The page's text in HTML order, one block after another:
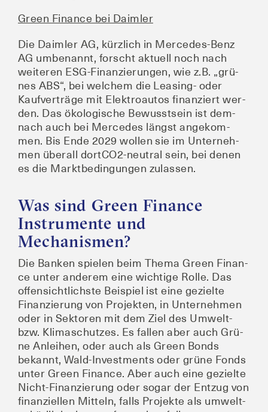
Green Finan­ce bei Daimler
Die Daim­ler AG, kürz­lich in Mer­ce­des-Benz
AG umbe­nannt, forscht aktu­ell noch nach
wei­te­ren ESG-Finan­zie­run­gen, wie z.B. „grü­
nes ABS“, bei wel­chem die Lea­sing- oder
Kauf­ver­trä­ge mit Elek­tro­au­tos finan­ziert wer­
den. Das öko­lo­gi­sche Bewusst­sein ist dem­
nach auch bei Mer­ce­des längst ange­kom­
men. Bis Ende 2029 wol­len sie im Unter­neh­
men über­all dort­CO2-neu­tral sein, bei denen
es die Markt­be­din­gun­gen zulassen.
Was sind Green Finance
Instrumente und
Mechanismen?
Die Ban­ken spie­len beim The­ma Green Finan­
ce unter ande­rem eine wich­ti­ge Rol­le. Das
offen­sicht­lichs­te Bei­spiel ist eine geziel­te
Finan­zie­rung von Pro­jek­ten, in Unter­neh­men
oder in Sek­to­ren mit dem Ziel des Umwelt-
bzw. Kli­ma­schut­zes. Es fal­len aber auch Grü­
ne Anlei­hen, oder auch als Green Bonds
bekannt, Wald-Invest­ments oder grü­ne Fonds
unter Green Finan­ce. Aber auch eine geziel­te
Nicht-Finan­zie­rung oder sogar der Ent­zug von
finan­zi­el­len Mit­teln, falls Pro­jek­te als umwelt­